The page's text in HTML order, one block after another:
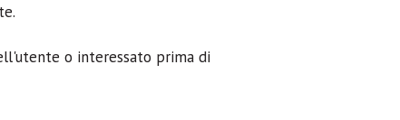
o interessato prima di